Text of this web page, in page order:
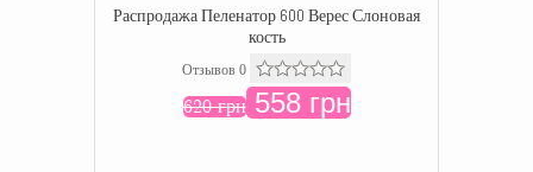
Распродажа Пеленатор 600 Верес Слоновая
кость
Отзывов 0
620 грн558 грн